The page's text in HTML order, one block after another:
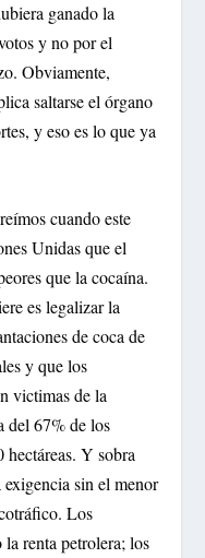
ganado la
y no por el
Obviamente,
saltarse el órgano
y eso es lo que ya
cuando este
Unidas que el
que la cocaína.
es legalizar la
de coca de
y que los
victimas de la
del 67% de los
Y sobra
exigencia sin el menor
Los
renta petrolera; los